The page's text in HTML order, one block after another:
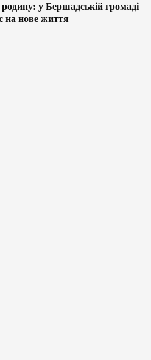
у Бершадській громаді
на нове життя